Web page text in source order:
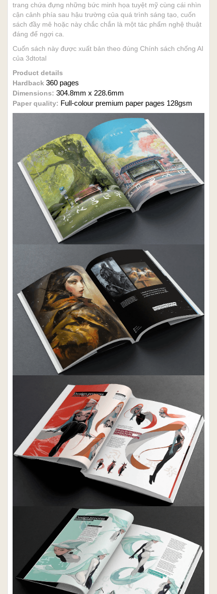
trang chứa đựng những bức minh họa tuyệt mỹ cùng cái nhìn
cận cảnh phía sau hậu trường của quá trình sáng tạo, cuốn
sách đầy mê hoặc này chắc chắn là một tác phẩm nghệ thuật
đáng để ngợi ca.
Cuốn sách này được xuất bản theo đúng Chính sách chống AI
của 3dtotal
Product details
Hardback 360 pages
Dimensions: 304.8mm x 228.6mm
Paper quality: Full-colour premium paper pages 128gsm